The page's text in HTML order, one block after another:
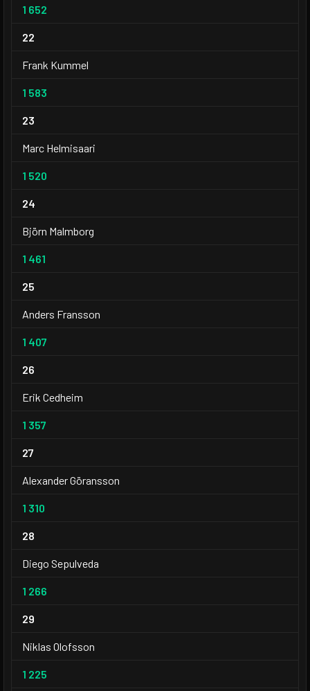
1 652
22
Frank Kummel
1 583
23
Marc Helmisaari
1 520
24
Björn Malmborg
1 461
25
Anders Fransson
1 407
26
Erik Cedheim
1 357
27
Alexander Göransson
1 310
28
Diego Sepulveda
1 266
29
Niklas Olofsson
1 225